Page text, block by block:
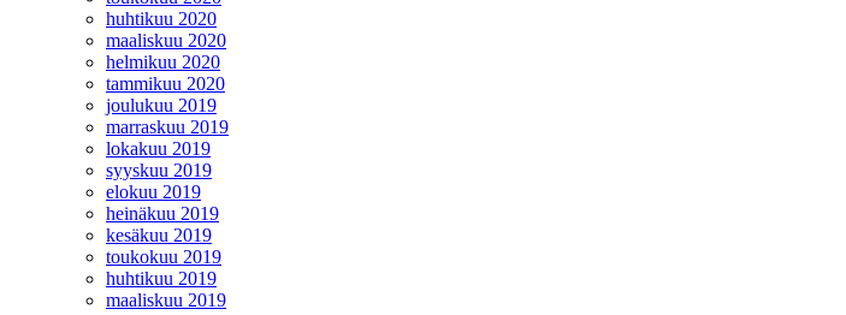
huhtikuu 2020
maaliskuu 2020
helmikuu 2020
tammikuu 2020
joulukuu 2019
marraskuu 2019
lokakuu 2019
syyskuu 2019
elokuu 2019
heinäkuu 2019
kesäkuu 2019
toukokuu 2019
huhtikuu 2019
maaliskuu 2019